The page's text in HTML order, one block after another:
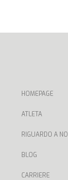
HOMEPAGE
ATLETA
RIGUARDO A NOI
BLOG
CARRIERE